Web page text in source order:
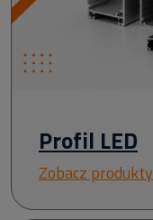
Profil LED
Zobacz produkty